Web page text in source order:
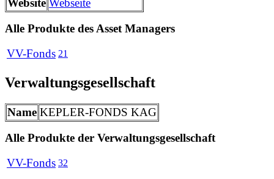
Website Webseite
Alle Produkte des Asset Managers
VV-Fonds 21
Verwaltungsgesellschaft
Name KEPLER-FONDS KAG
Alle Produkte der Verwaltungsgesellschaft
VV-Fonds 32